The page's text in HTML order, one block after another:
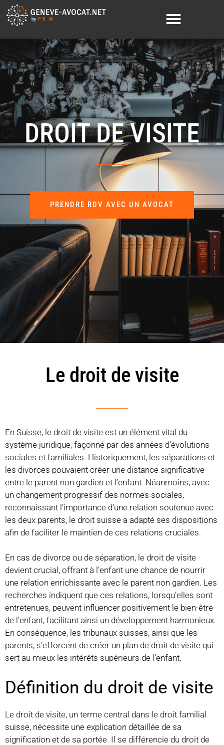
DROIT DE VISITE
PRENDRE RDV AVEC UN AVOCAT
Le droit de visite
En Suisse, le droit de visite est un élément vital du
système juridique, façonné par des années d’évolutions
sociales et familiales. Historiquement, les séparations et
les divorces pouvaient créer une distance significative
entre le parent non gardien et l’enfant. Néanmoins, avec
un changement progressif des normes sociales,
reconnaissant l’importance d’une relation soutenue avec
les deux parents, le droit suisse a adapté ses dispositions
afin de faciliter le maintien de ces relations cruciales.
En cas de divorce ou de séparation, le droit de visite
devient crucial, offrant à l’enfant une chance de nourrir
une relation enrichissante avec le parent non gardien. Les
recherches indiquent que ces relations, lorsqu’elles sont
entretenues, peuvent influencer positivement le bien-être
de l’enfant, facilitant ainsi un développement harmonieux.
En conséquence, les tribunaux suisses, ainsi que les
parents, s’efforcent de créer un plan de droit de visite qui
sert au mieux les intérêts supérieurs de l’enfant.
Définition du droit de visite
Le droit de visite, un terme central dans le droit familial
suisse, nécessite une explication détaillée de sa
signification et de sa portée. Il se différencie du droit de